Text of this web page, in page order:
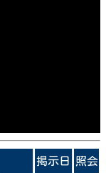
掲示日 照会